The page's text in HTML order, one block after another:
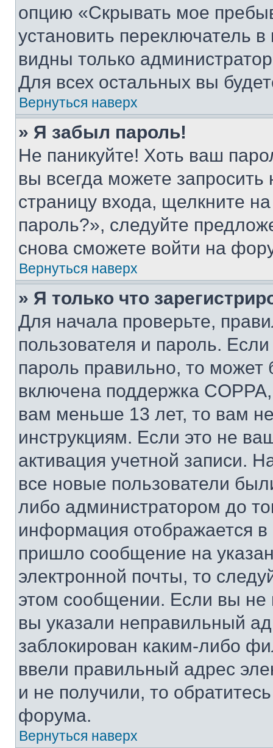
опцию «Скрывать мое
установить переключатель
видны только
Для всех остальных вы
Вернуться наверх
» Я забыл пароль!
Не паникуйте! Хоть ваш
вы всегда можете
страницу входа, щелкните
пароль?», следуйте
снова сможете войти на
Вернуться наверх
» Я только что
Для начала проверьте,
пользователя и пароль.
пароль правильно, то может
включена поддержка
вам меньше 13 лет, то вам
инструкциям. Если это не
активация учетной записи.
все новые пользователи
либо администратором до
информация отображается
пришло сообщение на
электронной почты, то
этом сообщении. Если вы
вы указали неправильный
заблокирован каким-либо
ввели правильный адрес
и не получили, то
форума.
Вернуться наверх